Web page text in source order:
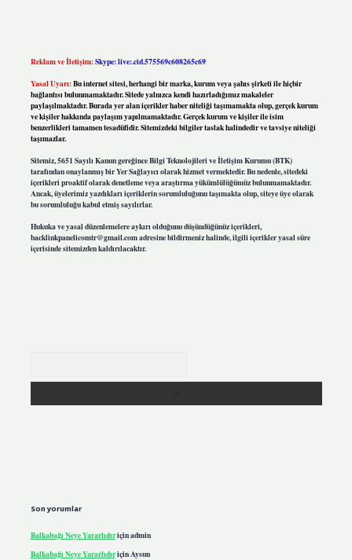
Reklam ve İletişim:Skype: live:.cid.575569c608265c69
Yasal Uyarı:Bu internet sitesi, herhangi bir marka, kurum veya şahıs şirketi ile hiçbir
bağlantısı bulunmamaktadır. Sitede yalnızca kendi hazırladığımız makaleler
paylaşılmaktadır. Burada yer alan içerikler haber niteliği taşımamakta olup, gerçek kurum
ve kişiler hakkında paylaşım yapılmamaktadır. Gerçek kurum ve kişiler ile isim
benzerlikleri tamamen tesadüfidir. Sitemizdeki bilgiler taslak halindedir ve tavsiye niteliği
taşımazlar.
Sitemiz, 5651 Sayılı Kanun gereğince Bilgi Teknolojileri ve İletişim Kurumu (BTK)
tarafından onaylanmış bir Yer Sağlayıcı olarak hizmet vermektedir. Bu nedenle, sitedeki
içerikleri proaktif olarak denetleme veya araştırma yükümlülüğümüz bulunmamaktadır.
Ancak, üyelerimiz yazdıkları içeriklerin sorumluluğunu taşımakta olup, siteye üye olarak
bu sorumluluğu kabul etmiş sayılırlar.
Hukuka ve yasal düzenlemelere aykırı olduğunu düşündüğünüz içerikleri,
backlinkpanelicomtr@gmail.comadresine bildirmeniz halinde, ilgili içerikler yasal süre
içerisinde sitemizden kaldırılacaktır.
Son yorumlar
Balkabağı Neye Yararlıdıriçinadmin
Balkabağı Neye Yararlıdıriçin Aysun